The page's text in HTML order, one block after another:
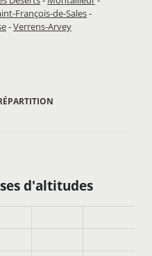
François-de-Sales-
-Verrens-Arvey
d'altitudes